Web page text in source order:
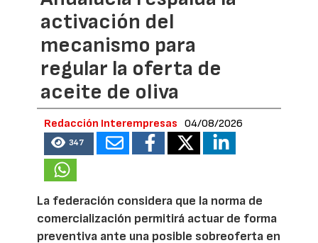
activación del
mecanismo para
regular la oferta de
aceite de oliva
Redacción Interempresas 04/08/2026
347
La federación considera que la norma de
comercialización permitirá actuar de forma
preventiva ante una posible sobreoferta en